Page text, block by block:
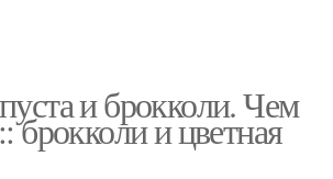
и брокколи. Чем
брокколи и цветная